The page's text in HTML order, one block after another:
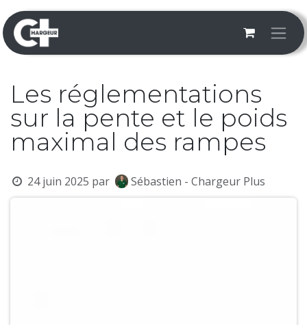
Se rendre au contenu
Les réglementations
sur la pente et le poids
maximal des rampes
24 juin 2025 par Sébastien - Chargeur Plus